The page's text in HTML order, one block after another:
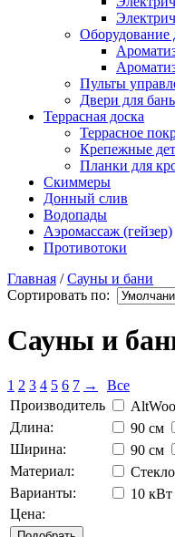
Оборудование
Пульты
Двери для
Террасная доска
Террасное
Крепежные
Планки для
Скиммеры
Донный слив
Водопады
Аэромассаж (гейзер)
Противотоки
Главная /Сауны и бани
Сортировать по:
Сауны и
1 2 3 4 5 6 7 →
Все
Производитель
Длина:
90 см
Ширина:
90 см
Материал:
Варианты:
10 кВт
Цена: